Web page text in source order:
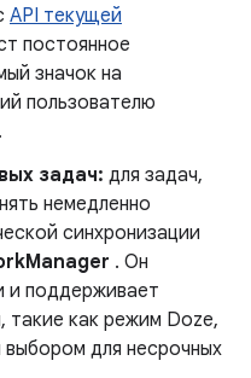
API текущей
постоянное
значок на
пользователю
задач: для задач,
немедленно
синхронизации
. Он
и поддерживает
такие как режим Doze,
для несрочных